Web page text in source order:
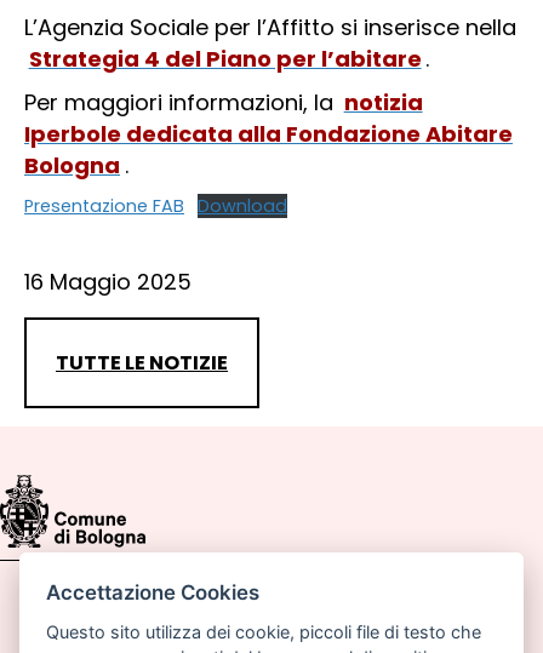
L’Agenzia Sociale per l’Affitto si inserisce nella
Strategia 4 del Piano per l’abitare .
Per maggiori informazioni, la notizia
Iperbole dedicata alla Fondazione Abitare
Bologna .
Presentazione FAB Download
16 Maggio 2025
TUTTE LE NOTIZIE
Comune di Bologna, Piazza Maggiore, 6 - 40124
Bologna
Accettazione Cookies
Questo sito utilizza dei cookie, piccoli file di testo che